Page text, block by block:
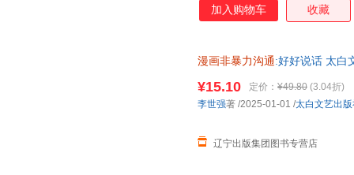
加入购物车 收藏
漫画非暴力沟通 :好好说话 太白
¥15.10 定价： ¥49.80 (3.04折)
辽宁出版集团图书专营店
李世强著 /2025-01-01 /太白文艺出